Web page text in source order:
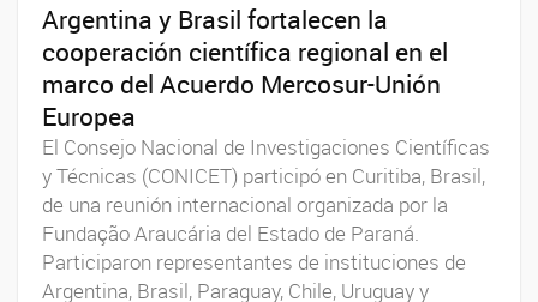
Argentina y Brasil fortalecen la
cooperación científica regional en el
marco del Acuerdo Mercosur-Unión
Europea
El Consejo Nacional de Investigaciones Científicas
y Técnicas (CONICET) participó en Curitiba, Brasil,
de una reunión internacional organizada por la
Fundação Araucária del Estado de Paraná.
Participaron representantes de instituciones de
Argentina, Brasil, Paraguay, Chile, Uruguay y